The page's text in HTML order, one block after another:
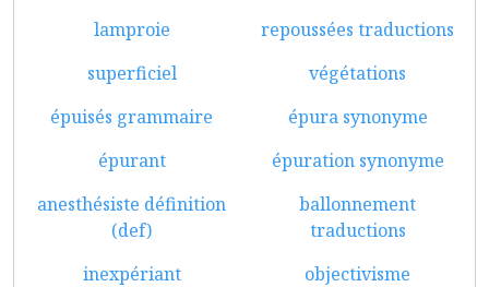
lamproie
repoussées traductions
superficiel
végétations
épuisés grammaire
épura synonyme
épurant
épuration synonyme
anesthésiste définition
(def)
ballonnement
traductions
inexpériant
objectivisme